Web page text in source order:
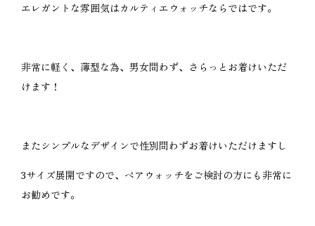
エレガントな雰囲気はカルティエウォッチならではです。
非常に軽く、薄型な為、男女問わず、さらっとお着けいただ
けます！
またシンプルなデザインで性別問わずお着けいただけますし
3サイズ展開ですので、ペアウォッチをご検討の方にも非常に
お勧めです。